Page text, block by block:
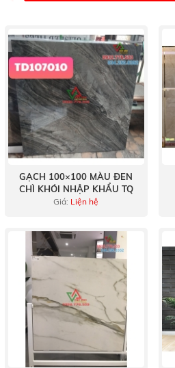
GẠCH 100×100 MÀU ĐEN
CHÌ KHÓI NHẬP KHẨU TQ
Giá: Liện hệ